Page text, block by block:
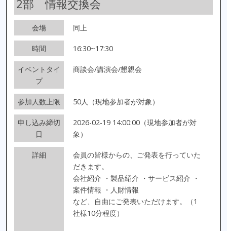
2部 情報交換会
会場 同上
時間 16:30~17:30
イベントタイ
プ
商談会/講演会/懇親会
参加人数上限 50人（現地参加者が対象）
申し込み締切
日
2026-02-19 14:00:00（現地参加者が対
象）
詳細
会員の皆様からの、ご発表を行っていた
だきます。
会社紹介 ・製品紹介 ・サービス紹介 ・
案件情報 ・人財情報
など、自由にご発表いただけます。（1
社様10分程度）